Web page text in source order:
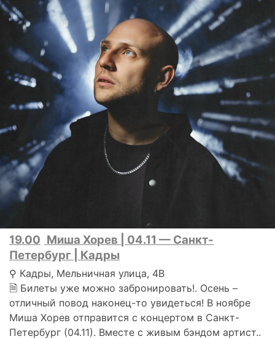
19.00 Миша Хорев | 04.11 — Санкт-
Петербург | Кадры
⚲ Кадры, Мельничная улица, 4В
🗎 Билеты уже можно забронировать!. Осень –
отличный повод наконец-то увидеться! В ноябре
Миша Хорев отправится с концертом в Санкт-
Петербург (04.11). Вместе с живым бэндом артист..